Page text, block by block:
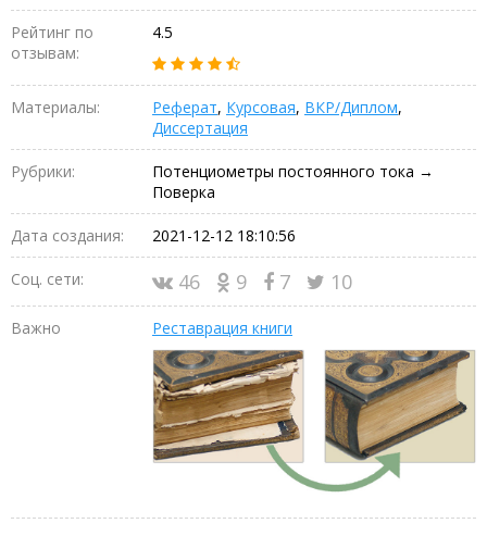
Рейтинг по
отзывам:
4.5
Материалы: Реферат, Курсовая, ВКР/Диплом,
Диссертация
Рубрики:
Потенциометры постоянного тока →
Поверка
Дата создания: 2021-12-12 18:10:56
Соц. сети: 46 9 7 10
Важно Реставрация книги